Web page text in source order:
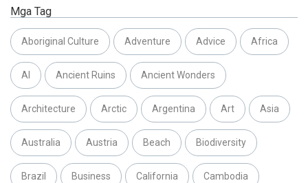
Mga Tag
Aboriginal Culture Adventure Advice Africa
AI Ancient Ruins Ancient Wonders
Architecture Arctic Argentina Art Asia
Australia Austria Beach Biodiversity
Brazil Business California Cambodia